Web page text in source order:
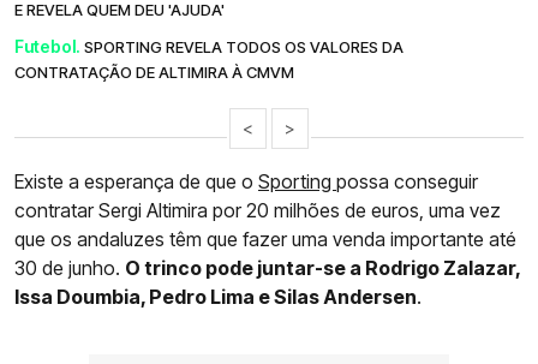
E REVELA QUEM DEU 'AJUDA'
Futebol. SPORTING REVELA TODOS OS VALORES DA
CONTRATAÇÃO DE ALTIMIRA À CMVM
< >
Existe a esperança de que o Sporting possa conseguir
contratar Sergi Altimira por 20 milhões de euros, uma vez
que os andaluzes têm que fazer uma venda importante até
30 de junho. O trinco pode juntar-se a Rodrigo Zalazar,
Issa Doumbia, Pedro Lima e Silas Andersen.